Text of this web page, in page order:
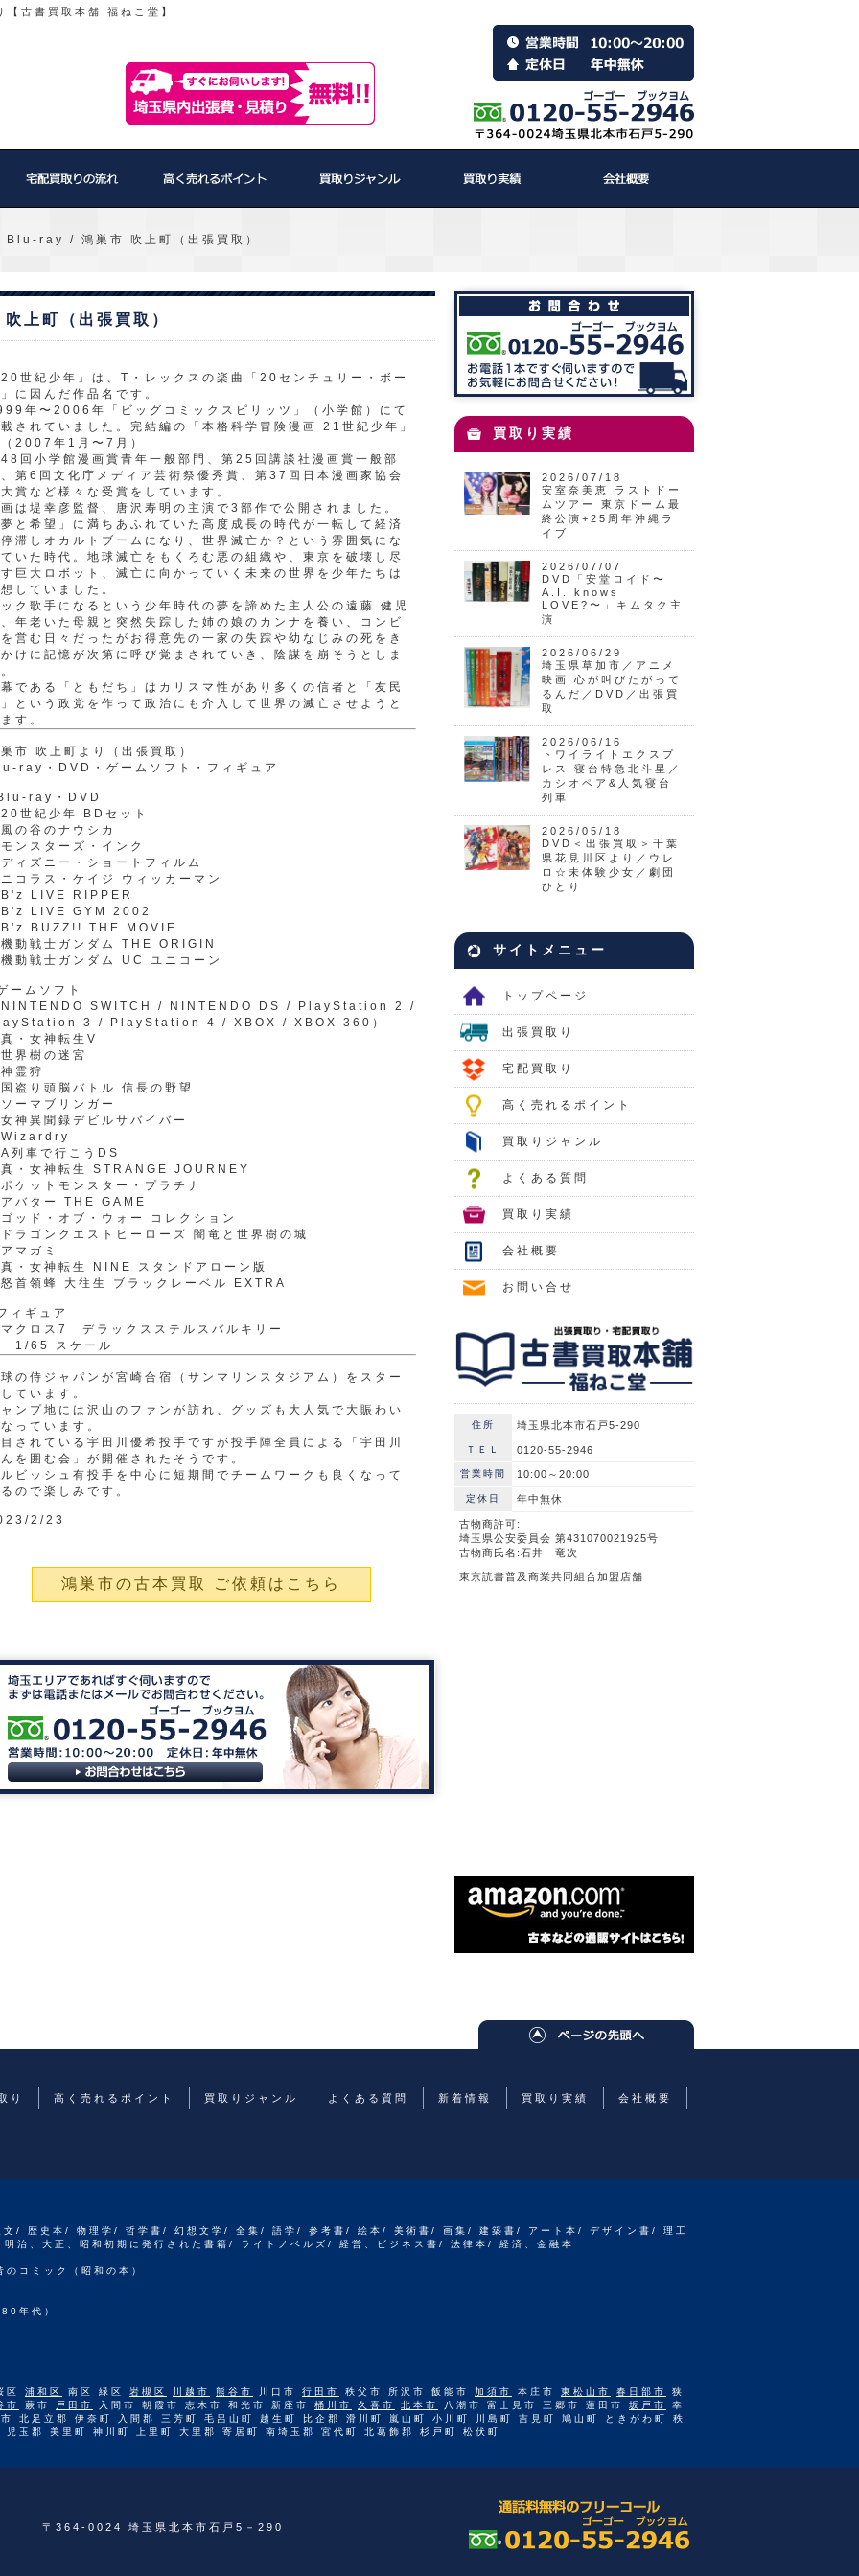
古書買取本舗 福ねこ堂】
ray / 鴻巣市 吹上町（出張買取）
上町（出張買取）
世紀少年」は、T・レックスの楽曲「20センチュリー・ボー
に因んだ作品名です。
年〜2006年「ビッグコミックスピリッツ」（小学館）にて
されていました。完結編の「本格科学冒険漫画 21世紀少年」
2007年1月〜7月）
回小学館漫画賞青年一般部門、第25回講談社漫画賞一般部
第6回文化庁メディア芸術祭優秀賞、第37回日本漫画家協会
賞など様々な受賞をしています。
は堤幸彦監督、唐沢寿明の主演で3部作で公開されました。
と希望」に満ちあふれていた高度成長の時代が一転して経済
滞しオカルトブームになり、世界滅亡か？という雰囲気にな
いた時代。地球滅亡をもくろむ悪の組織や、東京を破壊し尽
巨大ロボット、滅亡に向かっていく未来の世界を少年たちは
していました。
ク歌手になるという少年時代の夢を諦めた主人公の遠藤 健児
年老いた母親と突然失踪した姉の娘のカンナを養い、コンビ
営む日々だったがお得意先の一家の失踪や幼なじみの死をき
けに記憶が次第に呼び覚まされていき、陰謀を崩そうとしま
である「ともだち」はカリスマ性があり多くの信者と「友民
という政党を作って政治にも介入して世界の滅亡させようと
す。
市 吹上町より（出張買取）
ray・DVD・ゲームソフト・フィギュア
ray・DVD
世紀少年 BDセット
の谷のナウシカ
ンスターズ・インク
ィズニー・ショートフィルム
コラス・ケイジ ウィッカーマン
B'z LIVE RIPPER
B'z LIVE GYM 2002
B'z BUZZ!! THE MOVIE
動戦士ガンダム THE ORIGIN
動戦士ガンダム UC ユニコーン
ームソフト
NINTENDO SWITCH / NINTENDO DS / PlayStation 2 /
3 / PlayStation 4 / XBOX / XBOX 360）
・女神転生V
界樹の迷宮
霊狩
盗り頭脳バトル 信長の野望
ーマブリンガー
神異聞録デビルサバイバー
Wizardry
列車で行こうDS
・女神転生 STRANGE JOURNEY
ケットモンスター・プラチナ
バター THE GAME
ッド・オブ・ウォー コレクション
ラゴンクエストヒーローズ 闇竜と世界樹の城
マガミ
・女神転生 NINE スタンドアローン版
首領蜂 大往生 ブラックレーベル EXTRA
ィギュア
クロス7 デラックスステルスバルキリー
65 スケール
の侍ジャパンが宮崎合宿（サンマリンスタジアム）をスター
ています。
ンプ地には沢山のファンが訪れ、グッズも大人気で大賑わい
っています。
されている宇田川優希投手ですが投手陣全員による「宇田川
を囲む会」が開催されたそうです。
ビッシュ有投手を中心に短期間でチームワークも良くなって
ので楽しみです。
2/23
鴻巣市の古本買取 ご依頼はこちら
買取り実績
2026/07/18
安室奈美恵 ラストドー
ムツアー 東京ドーム最
終公演+25周年沖縄ラ
イブ
2026/07/07
DVD「安堂ロイド〜
A.I. knows
LOVE?〜」キムタク主
演
2026/06/29
埼玉県草加市／アニメ
映画 心が叫びたがって
るんだ／DVD／出張買
取
2026/06/16
トワイライトエクスプ
レス 寝台特急北斗星／
カシオペア&人気寝台
列車
2026/05/18
DVD＜出張買取＞千葉
県花見川区より／ウレ
ロ☆未体験少女／劇団
ひとり
サイトメニュー
トップページ
出張買取り
宅配買取り
高く売れるポイント
買取りジャンル
よくある質問
買取り実績
会社概要
お問い合せ
住所 埼玉県北本市石戸5-290
ＴＥＬ 0120-55-2946
営業時間 10:00～20:00
定休日 年中無休
古物商許可:
埼玉県公安委員会 第431070021925号
古物商氏名:石井 竜次
東京読書普及商業共同組合加盟店舗
り 高く売れるポイント 買取りジャンル よくある質問 新着情報 買取り実績 会社概要
/ 歴史本/ 物理学/ 哲学書/ 幻想文学/ 全集/ 語学/ 参考書/ 絵本/ 美術書/ 画集/ 建築書/ アート本/ デザイン書/ 理工
、大正、昭和初期に発行された書籍/ ライトノベルズ/ 経営、ビジネス書/ 法律本/ 経済、金融本
コミック（昭和の本）
年代）
区 浦和区 南区 緑区 岩槻区 川越市 熊谷市 川口市 行田市 秩父市 所沢市 飯能市 加須市 本庄市 東松山市 春日部市
狭
市
蕨市 戸田市 入間市 朝霞市 志木市 和光市 新座市 桶川市 久喜市 北本市 八潮市 富士見市 三郷市 蓮田市 坂戸市
幸
北足立郡 伊奈町 入間郡 三芳町 毛呂山町 越生町 比企郡 滑川町 嵐山町 小川町 川島町 吉見町 鳩山町 ときがわ町 秩
玉郡 美里町 神川町 上里町 大里郡 寄居町 南埼玉郡 宮代町 北葛飾郡 杉戸町 松伏町
〒364-0024 埼玉県北本市石戸5－290